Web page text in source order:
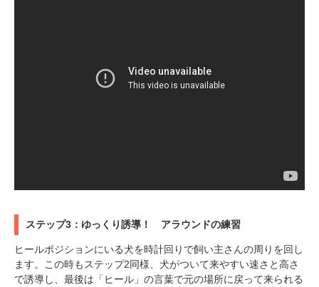
ステップ3：ゆっくり誘導！ アラウンドの練習
ヒールポジションにいる犬を時計回りで飼い主さんの周りを回し
ます。この時もステップ2同様、犬がついて来やすい速さと高さ
で誘導し、最後は「ヒール」の言葉で元の場所に戻って来られる